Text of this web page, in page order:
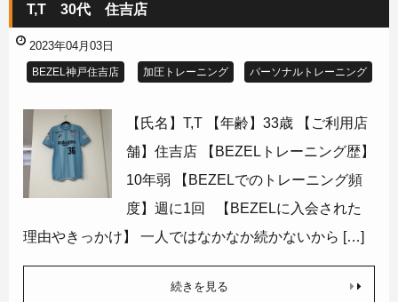
T,T 30代 住吉店
2023年04月03日
BEZEL神戸住吉店 加圧トレーニング パーソナルトレーニング
【氏名】T,T 【年齢】33歳 【ご利用店
舗】住吉店 【BEZELトレーニング歴】
10年弱 【BEZELでのトレーニング頻
度】週に1回 【BEZELに入会された
理由やきっかけ】 一人ではなかなか続かないから […]
続きを見る